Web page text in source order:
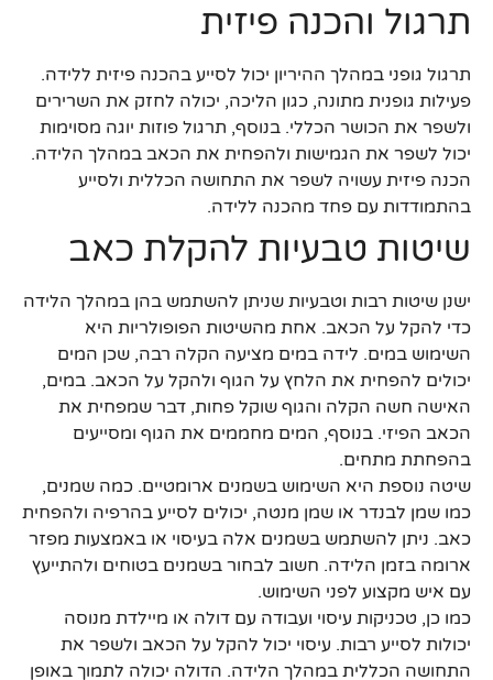
תרגול והכנה פיזית
תרגול גופני במהלך ההיריון יכול לסייע בהכנה פיזית ללידה.
פעילות גופנית מתונה, כגון הליכה, יכולה לחזק את השרירים
ולשפר את הכושר הכללי. בנוסף, תרגול פוזות יוגה מסוימות
יכול לשפר את הגמישות ולהפחית את הכאב במהלך הלידה.
הכנה פיזית עשויה לשפר את התחושה הכללית ולסייע
בהתמודדות עם פחד מהכנה ללידה.
שיטות טבעיות להקלת כאב
ישנן שיטות רבות וטבעיות שניתן להשתמש בהן במהלך הלידה
כדי להקל על הכאב. אחת מהשיטות הפופולריות היא
השימוש במים. לידה במים מציעה הקלה רבה, שכן המים
יכולים להפחית את הלחץ על הגוף ולהקל על הכאב. במים,
האישה חשה הקלה והגוף שוקל פחות, דבר שמפחית את
הכאב הפיזי. בנוסף, המים מחממים את הגוף ומסייעים
בהפחתת מתחים.
שיטה נוספת היא השימוש בשמנים ארומטיים. כמה שמנים,
כמו שמן לבנדר או שמן מנטה, יכולים לסייע בהרפיה ולהפחית
כאב. ניתן להשתמש בשמנים אלה בעיסוי או באמצעות מפזר
ארומה בזמן הלידה. חשוב לבחור בשמנים בטוחים ולהתייעץ
עם איש מקצוע לפני השימוש.
כמו כן, טכניקות עיסוי ועבודה עם דולה או מיילדת מנוסה
יכולות לסייע רבות. עיסוי יכול להקל על הכאב ולשפר את
התחושה הכללית במהלך הלידה. הדולה יכולה לתמוך באופן